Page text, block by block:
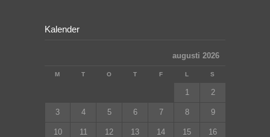
Kalender
augusti 2026
M T O T F L S
1 2
3 4 5 6 7 8 9
10 11 12 13 14 15 16